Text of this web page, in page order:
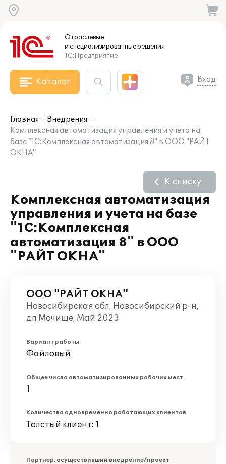
Отраслевые
и специализированныерешения
1С:Предприятие
Каталог Вход
Главная
Внедрения
Комплексная автоматизация управления и учета на
базе "1С:Комплексная автоматизация 8" в ООО "РАЙТ
ОКНА"
Комплексная автоматизация
управления и учета на базе
"1С:Комплексная
автоматизация 8" в ООО
"РАЙТ ОКНА"
К списку
ООО "РАЙТ ОКНА"
Новосибирская обл, Новосибирский р-н,
дп Мочище, Май 2023
Вариант работы
Файловый
Общее число автоматизированных рабочих мест
1
Количество одновременно работающих клиентов
Толстый клиент: 1
Партнер, осуществивший внедрение/проект